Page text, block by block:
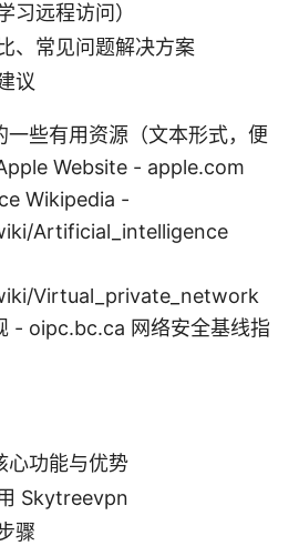
习远程访问）
、常见问题解决方案
议
一些有用资源（文本形式，便
Website - apple.com
Wikipedia -
Artificial_intelligence
Virtual_private_network
- oipc.bc.ca 网络安全基线指
功能与优势
Skytreevpn
骤